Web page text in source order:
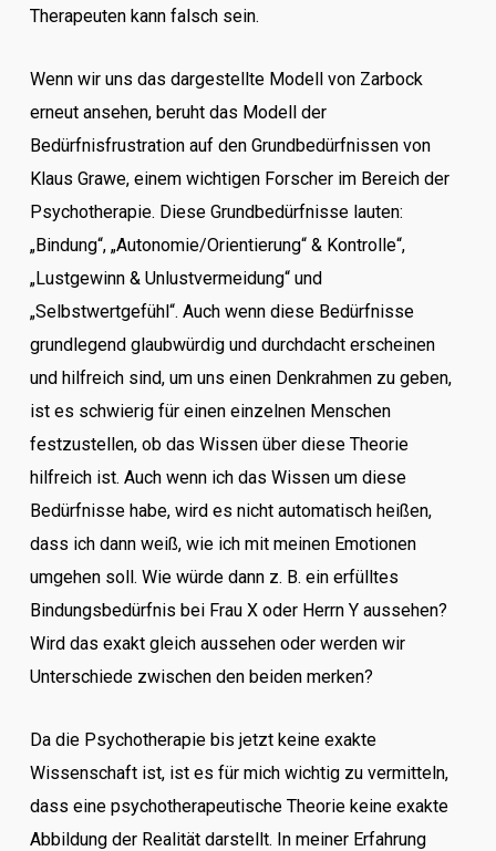
Therapeuten kann falsch sein.
Wenn wir uns das dargestellte Modell von Zarbock
erneut ansehen, beruht das Modell der
Bedürfnisfrustration auf den Grundbedürfnissen von
Klaus Grawe, einem wichtigen Forscher im Bereich der
Psychotherapie. Diese Grundbedürfnisse lauten:
„Bindung“, „Autonomie/Orientierung“ & Kontrolle“,
„Lustgewinn & Unlustvermeidung“ und
„Selbstwertgefühl“. Auch wenn diese Bedürfnisse
grundlegend glaubwürdig und durchdacht erscheinen
und hilfreich sind, um uns einen Denkrahmen zu geben,
ist es schwierig für einen einzelnen Menschen
festzustellen, ob das Wissen über diese Theorie
hilfreich ist. Auch wenn ich das Wissen um diese
Bedürfnisse habe, wird es nicht automatisch heißen,
dass ich dann weiß, wie ich mit meinen Emotionen
umgehen soll. Wie würde dann z. B. ein erfülltes
Bindungsbedürfnis bei Frau X oder Herrn Y aussehen?
Wird das exakt gleich aussehen oder werden wir
Unterschiede zwischen den beiden merken?
Da die Psychotherapie bis jetzt keine exakte
Wissenschaft ist, ist es für mich wichtig zu vermitteln,
dass eine psychotherapeutische Theorie keine exakte
Abbildung der Realität darstellt. In meiner Erfahrung